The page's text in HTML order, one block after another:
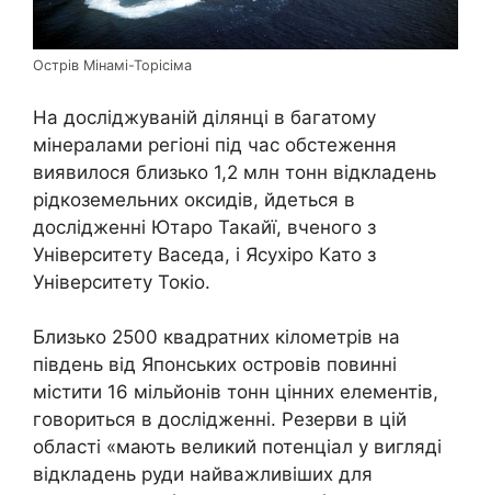
Острів Мінамі-Торісіма
На досліджуваній ділянці в багатому
мінералами регіоні під час обстеження
виявилося близько 1,2 млн тонн відкладень
рідкоземельних оксидів, йдеться в
дослідженні Ютаро Такайї, вченого з
Університету Васеда, і Ясухіро Като з
Університету Токіо.
Близько 2500 квадратних кілометрів на
південь від Японських островів повинні
містити 16 мільйонів тонн цінних елементів,
говориться в дослідженні. Резерви в цій
області «мають великий потенціал у вигляді
відкладень руди найважливіших для